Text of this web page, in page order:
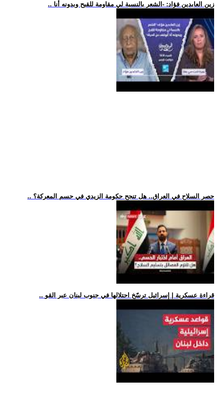
.. زين العابدين فؤاد: -الشعر بالنسبة لي مقاومة للقبح وبدونه أنا
.. حصر السلاح في العراق.. هل تنجح حكومة الزيدي في حسم المعركة؟
.. قراءة عسكرية | إسرائيل ترسّخ احتلالها في جنوب لبنان عبر القو